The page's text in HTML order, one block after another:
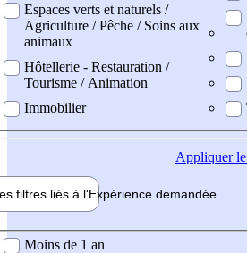
Espaces verts et naturels /
Agriculture / Pêche / Soins aux
animaux
Hôtellerie - Restauration /
Tourisme / Animation
Immobilier
Appliquerle
filtres liés à l'Expérience demandée
demandée
Moins de 1 an